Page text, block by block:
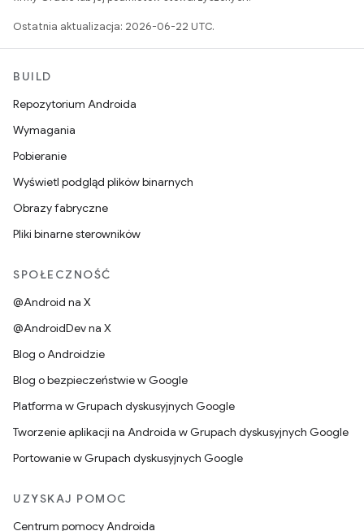
Ostatnia aktualizacja: 2026-06-22 UTC.
BUILD
Repozytorium Androida
Wymagania
Pobieranie
Wyświetl podgląd plików binarnych
Obrazy fabryczne
Pliki binarne sterowników
SPOŁECZNOŚĆ
@Android na X
@AndroidDev na X
Blog o Androidzie
Blog o bezpieczeństwie w Google
Platforma w Grupach dyskusyjnych Google
Tworzenie aplikacji na Androida w Grupach dyskusyjnych Google
Portowanie w Grupach dyskusyjnych Google
UZYSKAJ POMOC
Centrum pomocy Androida